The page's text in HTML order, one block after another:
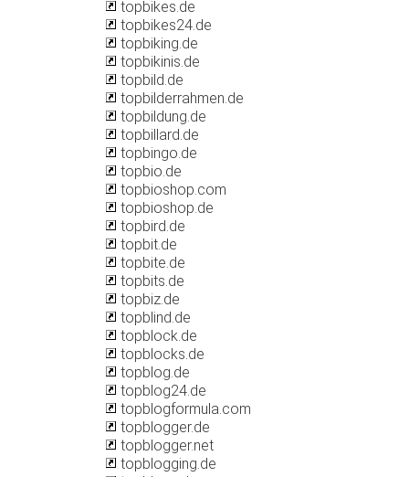
topbikes.de
topbikes24.de
topbiking.de
topbikinis.de
topbild.de
topbilderrahmen.de
topbildung.de
topbillard.de
topbingo.de
topbio.de
topbioshop.com
topbioshop.de
topbird.de
topbit.de
topbite.de
topbits.de
topbiz.de
topblind.de
topblock.de
topblocks.de
topblog.de
topblog24.de
topblogformula.com
topblogger.de
topblogger.net
topblogging.de